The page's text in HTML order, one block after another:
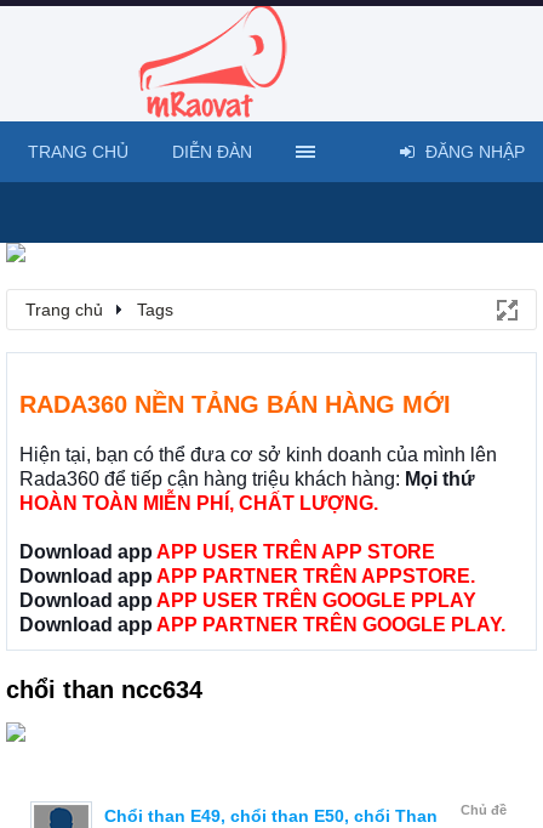
Trang chủ Tags
RADA360 NỀN TẢNG BÁN HÀNG MỚI
Hiện tại, bạn có thể đưa cơ sở kinh doanh của mình lên
Rada360 để tiếp cận hàng triệu khách hàng: Mọi thứ
HOÀN TOÀN MIỄN PHÍ, CHẤT LƯỢNG.
Download app APP USER TRÊN APP STORE
Download app APP PARTNER TRÊN APPSTORE.
Download app APP USER TRÊN GOOGLE PPLAY
Download app APP PARTNER TRÊN GOOGLE PLAY.
chổi than ncc634
Chủ đề
Chổi than E49, chổi than E50, chổi Than
TRANG CHỦ DIỄN ĐÀN ĐĂNG NHẬP